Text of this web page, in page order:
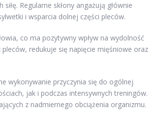
Regularne skłony angażują głównie
i wsparcia dolnej części pleców.
co ma pozytywny wpływ na wydolność
redukuje się napięcie mięśniowe oraz
wykonywanie przyczynia się do ogólnej
jak i podczas intensywnych treningów.
z nadmiernego obciążenia organizmu.